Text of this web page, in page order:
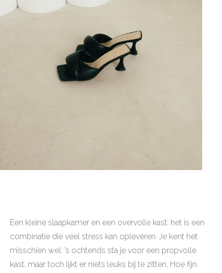
Een kleine slaapkamer en een overvolle kast: het is een
combinatie die veel stress kan opleveren. Je kent het
misschien wel: ’s ochtends sta je voor een propvolle
kast, maar toch lijkt er niets leuks bij te zitten. Hoe fijn